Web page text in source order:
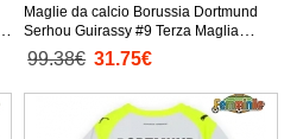
Maglie da calcio Borussia Dortmund
Serhou Guirassy #9 Terza Maglia
Femminile 2025-26 Manica Corta
99.38€ 31.75€